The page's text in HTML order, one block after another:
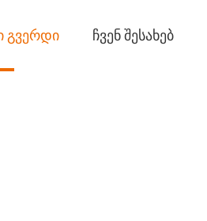
ᲒᲕᲔᲠᲓᲘ ᲩᲕᲔᲜ ᲨᲔᲡᲐᲮᲔᲑ